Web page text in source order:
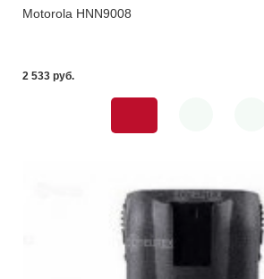
Motorola HNN9008
2 533 pуб.